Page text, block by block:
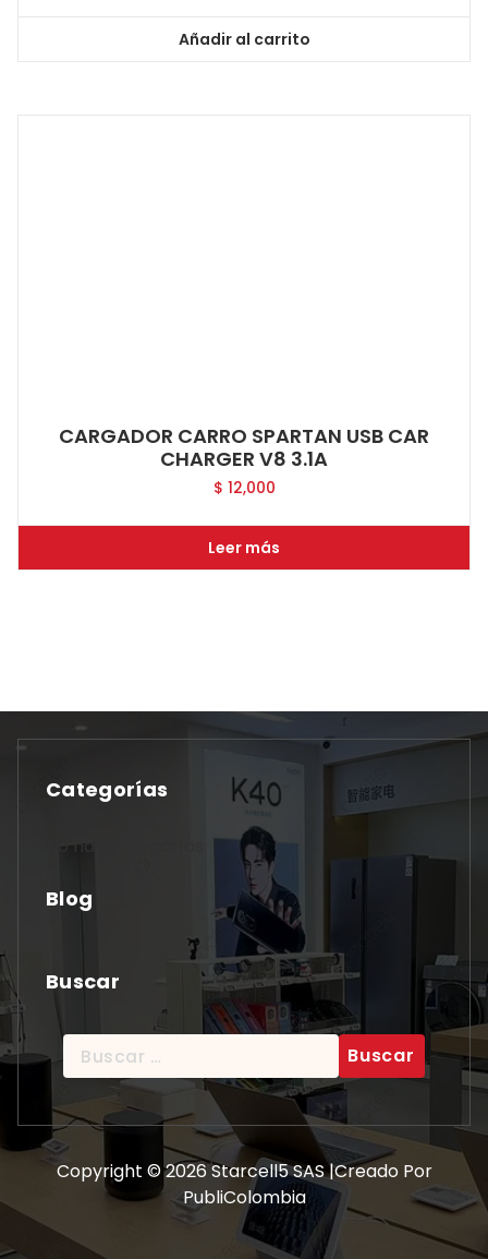
Añadir al carrito
CARGADOR CARRO SPARTAN USB CAR
CHARGER V8 3.1A
$ 12,000
Leer más
Categorías
No hay categorías
Blog
Buscar
Buscar:
Copyright © 2026 Starcell5 SAS |Creado Por
PubliColombia